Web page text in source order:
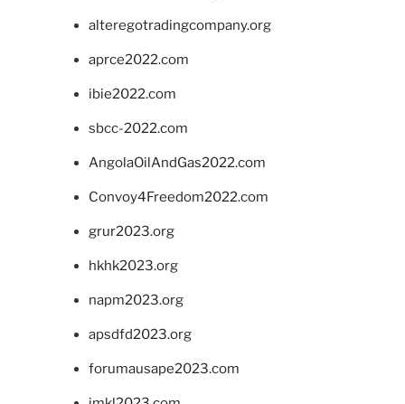
alteregotradingcompany.org
aprce2022.com
ibie2022.com
sbcc-2022.com
AngolaOilAndGas2022.com
Convoy4Freedom2022.com
grur2023.org
hkhk2023.org
napm2023.org
apsdfd2023.org
forumausape2023.com